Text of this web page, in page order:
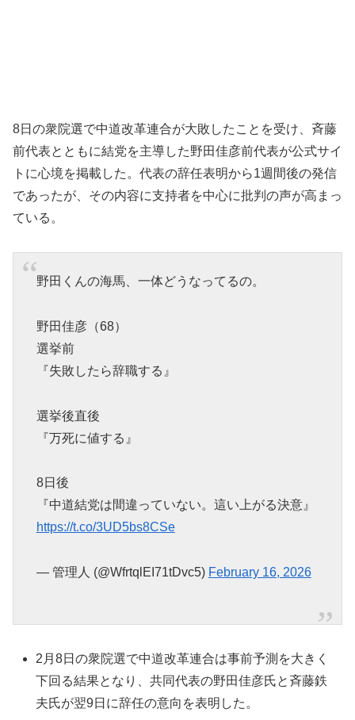
8日の衆院選で中道改革連合が大敗したことを受け、斉藤
前代表とともに結党を主導した野田佳彦前代表が公式サイ
トに心境を掲載した。代表の辞任表明から1週間後の発信
であったが、その内容に支持者を中心に批判の声が高まっ
ている。
野田くんの海馬、一体どうなってるの。
野田佳彦（68）
選挙前
『失敗したら辞職する』
選挙後直後
『万死に値する』
8日後
『中道結党は間違っていない。這い上がる決意』
https://t.co/3UD5bs8CSe
— 管理人 (@WfrtqlEI71tDvc5) February 16, 2026
2月8日の衆院選で中道改革連合は事前予測を大きく
下回る結果となり、共同代表の野田佳彦氏と斉藤鉄
夫氏が翌9日に辞任の意向を表明した。